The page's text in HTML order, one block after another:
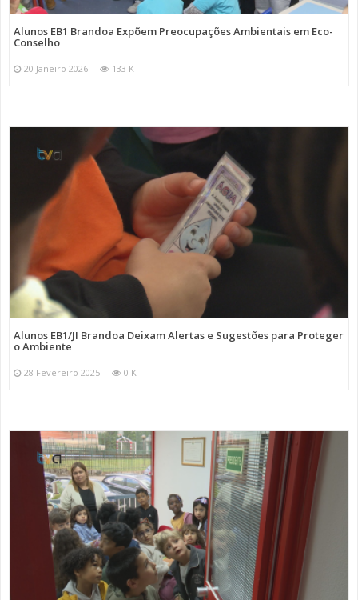
Alunos EB1 Brandoa Expõem Preocupações Ambientais em Eco-
Conselho
20 Janeiro 2026 133 K
Alunos EB1/JI Brandoa Deixam Alertas e Sugestões para Proteger
o Ambiente
28 Fevereiro 2025 0 K